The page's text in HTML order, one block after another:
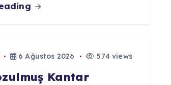
6 Ağustos 2026 574 views
Kantar